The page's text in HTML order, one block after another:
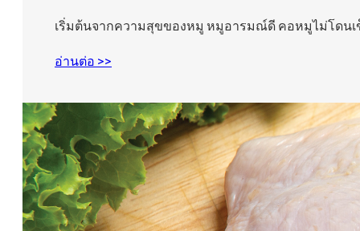
เริ่มต้นจากความสุขของหมู หมูอารมณ์ดี คอหมูไม่โดนเ
อ่านต่อ >>